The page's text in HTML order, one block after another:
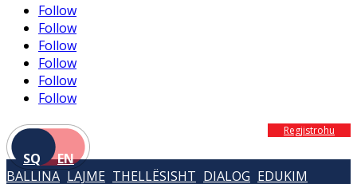
Follow
Follow
Follow
Follow
Follow
Follow
SQ EN
Regjistrohu
BALLINA LAJME THELLËSISHT DIALOG EDUKIM